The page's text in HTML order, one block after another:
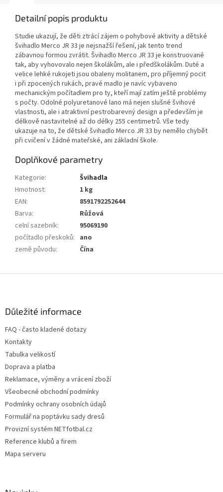
Detailní popis produktu
Studie ukazují, že děti ztrácí zájem o pohybové aktivity a dětské
švihadlo Merco JR 33 je nejsnažší řešení, jak tento trend
zábavnou formou zvrátit. Švihadlo Merco JR 33 je konstruované
tak, aby vyhovovalo nejen školákům, ale i předškolákům. Duté a
velice lehké rukojeti jsou obaleny molitanem, pro příjemný pocit
i při zpocených rukách, pravé madlo je navíc vybaveno
mechanickým počítadlem pro ty, kteří mají zatím ještě problémy
s počty. Odolné polyuretanové lano má nejen slušné švihové
vlastnosti, ale i atraktivní pestrobarevný design a především je
délkově nastavitelné až do délky 255 centimetrů. Vše tedy
ukazuje na to, že dětské švihadlo Merco JR 33 by nemělo chybět
při cvičení v žádné mateřské, ani základní škole.
Doplňkové parametry
Kategorie:
Švihadla
Hmotnost:
1 kg
EAN:
8591792252644
Barva:
Růžová
celní sazebník:
95069190
počítadlo přeskoků: ano
země původu: Čína
Důležité informace
FAQ - často kladené dotazy
Kontakty
Tabulka velikostí
Doprava a platba
Reklamace, výměny a vrácení zboží
Všeobecné obchodní podmínky
Podmínky ochrany osobních údajů
Formulář na poptávku sady dresů
Provizní systém NETfotbal.cz
Reference klubů a firem
Mapa serveru